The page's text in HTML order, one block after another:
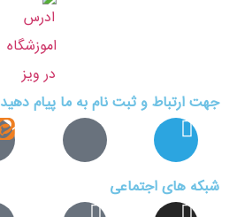
جهت ارتباط و ثبت نام به ما پیام دهید
شبکه های اجتماعی